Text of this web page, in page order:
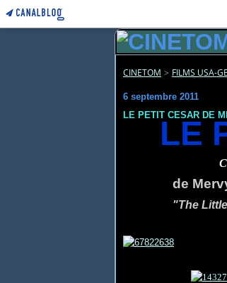
CINETOM > FILMS USA-
6 septembre 2011
LE PETIT CESAR DE
LE
de
"The